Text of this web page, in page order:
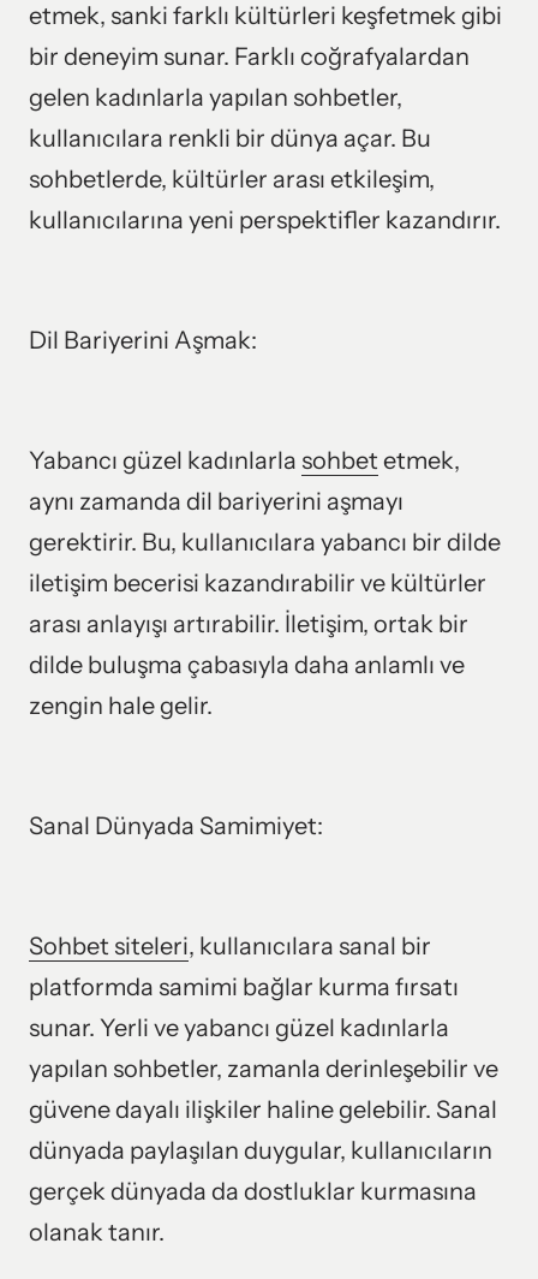
etmek, sanki farklı kültürleri keşfetmek gibi
bir deneyim sunar. Farklı coğrafyalardan
gelen kadınlarla yapılan sohbetler,
kullanıcılara renkli bir dünya açar. Bu
sohbetlerde, kültürler arası etkileşim,
kullanıcılarına yeni perspektifler kazandırır.
Dil Bariyerini Aşmak:
Yabancı güzel kadınlarla sohbet etmek,
aynı zamanda dil bariyerini aşmayı
gerektirir. Bu, kullanıcılara yabancı bir dilde
iletişim becerisi kazandırabilir ve kültürler
arası anlayışı artırabilir. İletişim, ortak bir
dilde buluşma çabasıyla daha anlamlı ve
zengin hale gelir.
Sanal Dünyada Samimiyet:
Sohbet siteleri, kullanıcılara sanal bir
platformda samimi bağlar kurma fırsatı
sunar. Yerli ve yabancı güzel kadınlarla
yapılan sohbetler, zamanla derinleşebilir ve
güvene dayalı ilişkiler haline gelebilir. Sanal
dünyada paylaşılan duygular, kullanıcıların
gerçek dünyada da dostluklar kurmasına
olanak tanır.